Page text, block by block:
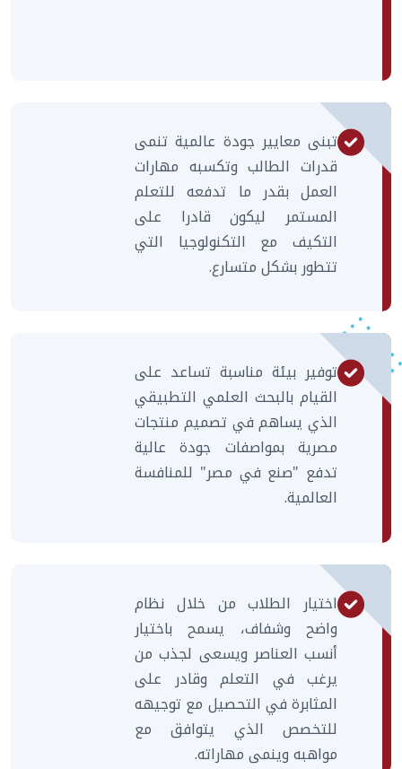
تبنى معايير جودة عالمية تنمى
قدرات الطالب وتكسبه مهارات
العمل بقدر ما تدفعه للتعلم
المستمر ليكون قادرا على
التكيف مع التكنولوجيا التي
تتطور بشكل متسارع.
توفير بيئة مناسبة تساعد على
القيام بالبحث العلمي التطبيقي
الذي يساهم في تصميم منتجات
مصرية بمواصفات جودة عالية
تدفع "صنع في مصر" للمنافسة
العالمية.
اختيار الطلاب من خلال نظام
واضح وشفاف، يسمح باختيار
أنسب العناصر ويسعى لجذب من
يرغب في التعلم وقادر على
المثابرة في التحصيل مع توجيهه
للتخصص الذي يتوافق مع
مواهبه وينمى مهاراته.